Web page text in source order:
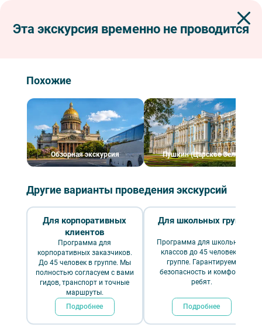
Юсуповский дворец — фото №4 — Фотобанк Лори/Дмитрий Неумоин
дворцы и особняки знатокам города
впервые в спб
Временно не проводится
Эта экскурсия временно не проводится
Похожие
Обзорная экскурсия Пушкин (Царское Село)
Другие варианты проведения экскурсий
Для корпоративных
клиентов
Программа для
корпоративных заказчиков.
До 45 человек в группе. Мы
полностью согласуем с вами
гидов, транспорт и точные
маршруты.
Подробнее
Для школьных групп
Программа для школьных
классов до 45 человек в
группе. Гарантируем
безопасность и комфорт
ребят.
Подробнее